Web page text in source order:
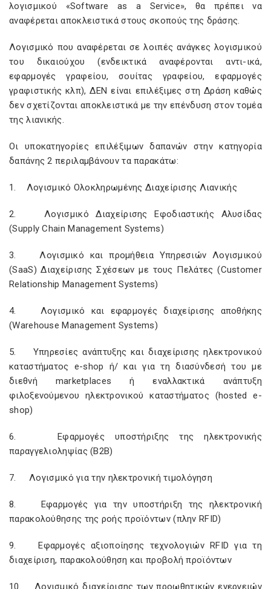
λογισμικού «Software as a Service», θα πρέπει να
αναφέρεται αποκλειστικά στους σκοπούς της δράσης.
Λογισμικό που αναφέρεται σε λοιπές ανάγκες λογισμικού
του δικαιούχου (ενδεικτικά αναφέρονται αντι-ικά,
εφαρμογές γραφείου, σουίτας γραφείου, εφαρμογές
γραφιστικής κλπ), ΔΕΝ είναι επιλέξιμες στη Δράση καθώς
δεν σχετίζονται αποκλειστικά με την επένδυση στον τομέα
της λιανικής.
Οι υποκατηγορίες επιλέξιμων δαπανών στην κατηγορία
δαπάνης 2 περιλαμβάνουν τα παρακάτω:
1. Λογισμικό Ολοκληρωμένης Διαχείρισης Λιανικής
2. Λογισμικό Διαχείρισης Εφοδιαστικής Αλυσίδας
(Supply Chain Management Systems)
3. Λογισμικό και προμήθεια Υπηρεσιών Λογισμικού
(SaaS) Διαχείρισης Σχέσεων με τους Πελάτες (Customer
Relationship Management Systems)
4. Λογισμικό και εφαρμογές διαχείρισης αποθήκης
(Warehouse Management Systems)
5. Υπηρεσίες ανάπτυξης και διαχείρισης ηλεκτρονικού
καταστήματος e-shop ή/ και για τη διασύνδεσή του με
διεθνή marketplaces ή εναλλακτικά ανάπτυξη
φιλοξενούμενου ηλεκτρονικού καταστήματος (hosted e-
shop)
6. Εφαρμογές υποστήριξης της ηλεκτρονικής
παραγγελιοληψίας (Β2Β)
7. Λογισμικό για την ηλεκτρονική τιμολόγηση
8. Εφαρμογές για την υποστήριξη της ηλεκτρονική
παρακολούθησης της ροής προϊόντων (πλην RFID)
9. Εφαρμογές αξιοποίησης τεχνολογιών RFID για τη
διαχείριση, παρακολούθηση και προβολή προϊόντων
10. Λογισμικό διαχείρισης των προωθητικών ενεργειών